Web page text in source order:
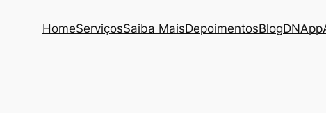
HomeServiçosSaiba MaisDepoimentosBlogDNApp